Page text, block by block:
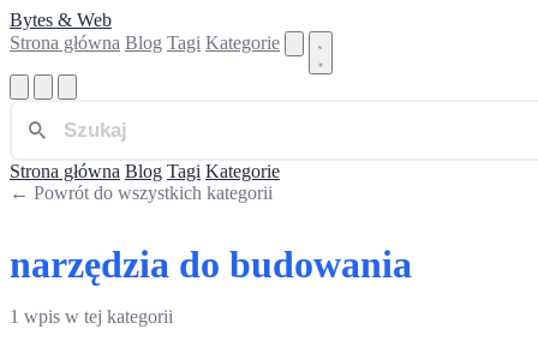
Bytes & Web
Strona główna Blog Tagi Kategorie
Strona główna Blog Tagi Kategorie
← Powrót do wszystkich kategorii
narzędzia do budowania
1 wpis w tej kategorii